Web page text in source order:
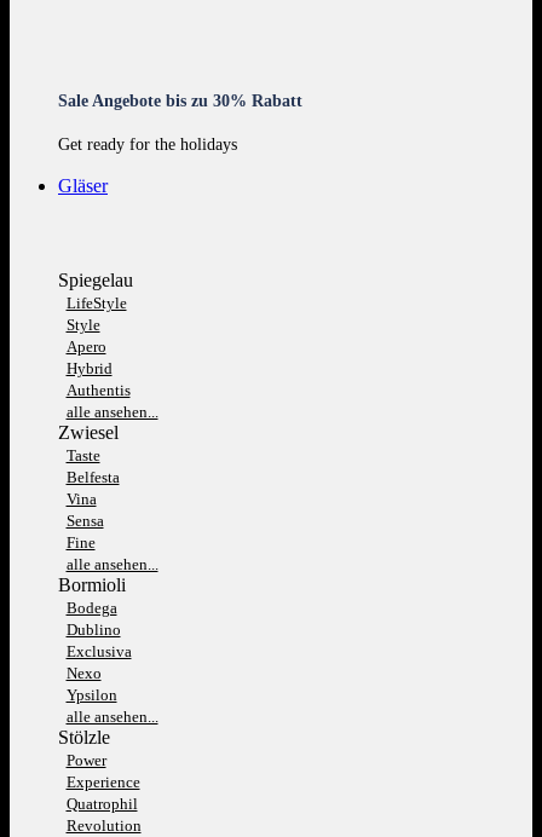
Sale Angebote bis zu 30% Rabatt
Get ready for the holidays
Gläser
Spiegelau
LifeStyle
Style
Apero
Hybrid
Authentis
alle ansehen...
Zwiesel
Taste
Belfesta
Vina
Sensa
Fine
alle ansehen...
Bormioli
Bodega
Dublino
Exclusiva
Nexo
Ypsilon
alle ansehen...
Stölzle
Power
Experience
Quatrophil
Revolution